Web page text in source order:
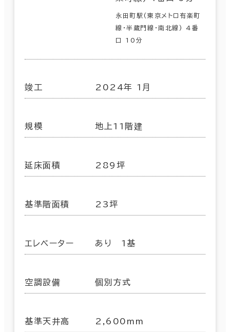
永田町駅(東京メトロ有楽町
線･半蔵門線･南北線) 4番
口 10分
竣工 2024年 1月
規模 地上11階建
延床面積 289坪
基準階面積 23坪
エレベーター あり 1基
空調設備 個別方式
基準天井高 2,600mm